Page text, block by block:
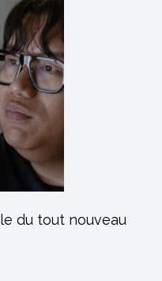
du tout nouveau